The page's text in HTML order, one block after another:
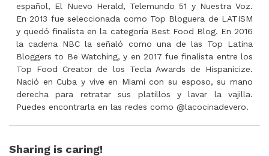
español, El Nuevo Herald, Telemundo 51 y Nuestra Voz.
En 2013 fue seleccionada como Top Bloguera de LATISM
y quedó finalista en la categoría Best Food Blog. En 2016
la cadena NBC la señaló como una de las Top Latina
Bloggers to Be Watching, y en 2017 fue finalista entre los
Top Food Creator de los Tecla Awards de Hispanicize.
Nació en Cuba y vive en Miami con su esposo, su mano
derecha para retratar sus platillos y lavar la vajilla.
Puedes encontrarla en las redes como @lacocinadevero.
Sharing is caring!